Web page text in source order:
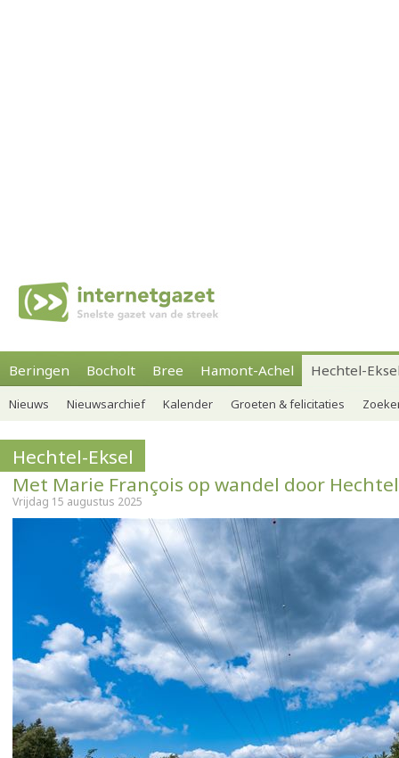
Beringen Bocholt Bree Hamont-Achel Hechtel-
Nieuws Nieuwsarchief Kalender Groeten & felicitaties
Hechtel-Eksel
Met Marie François op wandel door
Vrijdag 15 augustus 2025